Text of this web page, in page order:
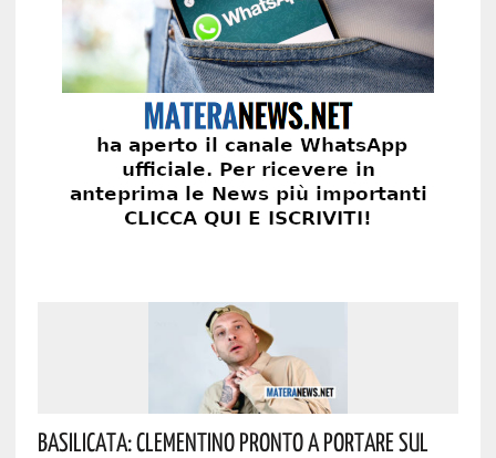
Basilicata: Clementino Pronto A Portare Sul